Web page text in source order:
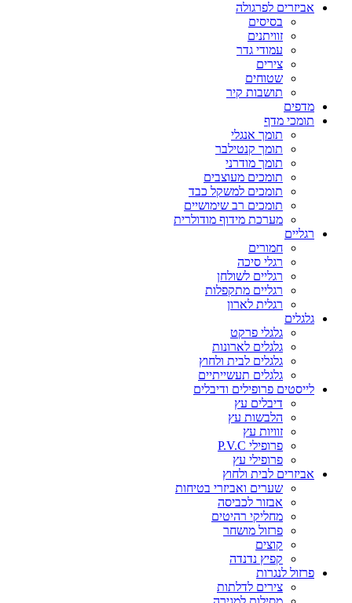
אביזרים לפרגולה
בסיסים
זוויתנים
עמודי גדר
צירים
שטוחים
תושבות קיר
מדפים
תומכי מדף
תומך אנגלי
תומך קנטילבר
תומך מודרני
תומכים מעוצבים
תומכים למשקל כבד
תומכים רב שימושיים
מערכת מידוף מודולרית
רגליים
חמורים
רגלי סיכה
רגליים לשולחן
רגליים מתקפלות
רגלית לארון
גלגלים
גלגלי פרקט
גלגלים לארונות
גלגלים לבית ולחוץ
גלגלים תעשייתיים
לייסטים פרופילים ודיבלים
דיבלים עץ
הלבשות עץ
זוויות עץ
פרופילי P.V.C
פרופילי עץ
אביזרים לבית ולחוץ
שערים ואביזרי בטיחות
אבזור לכביסה
מחליקי רהיטים
פרזול מושחר
קוצים
קפיץ נדנדה
פרזול לנגרות
צירים לדלתות